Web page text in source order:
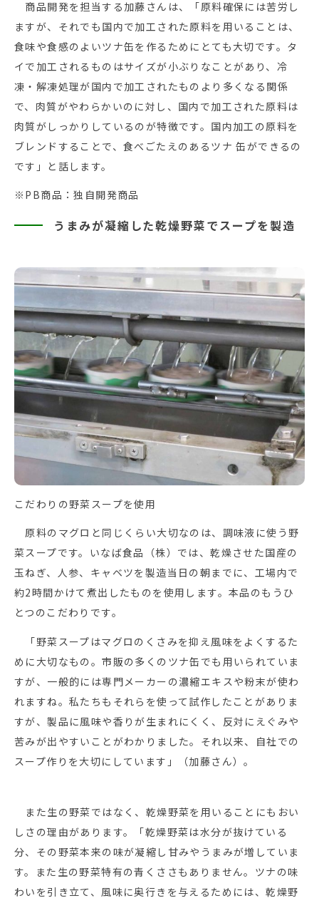
商品開発を担当する加藤さんは、「原料確保には苦労し
ますが、それでも国内で加工された原料を用いることは、
食味や食感のよいツナ缶を作るためにとても大切です。タ
イで加工されるものはサイズが小ぶりなことがあり、冷
凍・解凍処理が国内で加工されたものより多くなる関係
で、肉質がやわらかいのに対し、国内で加工された原料は
肉質がしっかりしているのが特徴です。国内加工の原料を
ブレンドすることで、食べごたえのあるツナ 缶ができるの
です」と話します。
※PB商品：独自開発商品
うまみが凝縮した乾燥野菜でスープを製造
こだわりの野菜スープを使用
原料のマグロと同じくらい大切なのは、調味液に使う野
菜スープです。いなば食品（株）では、乾燥させた国産の
玉ねぎ、人参、キャベツを製造当日の朝までに、工場内で
約2時間かけて煮出したものを使用します。本品のもうひ
とつのこだわりです。
「野菜スープはマグロのくさみを抑え風味をよくするた
めに大切なもの。市販の多くのツナ缶でも用いられていま
すが、一般的には専門メーカーの濃縮エキスや粉末が使わ
れますね。私たちもそれらを使って試作したことがありま
すが、製品に風味や香りが生まれにくく、反対にえぐみや
苦みが出やすいことがわかりました。それ以来、自社での
スープ作りを大切にしています」（加藤さん）。
また生の野菜ではなく、乾燥野菜を用いることにもおい
しさの理由があります。「乾燥野菜は水分が抜けている
分、その野菜本来の味が凝縮し甘みやうまみが増していま
す。また生の野菜特有の青くささもありません。ツナの味
わいを引き立て、風味に奥行きを与えるためには、乾燥野